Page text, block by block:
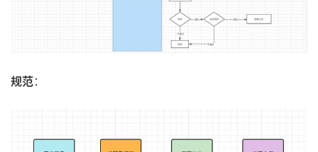
规范：